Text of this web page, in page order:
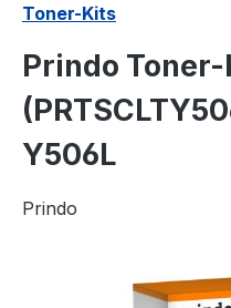
Toner-Kits
Prindo
Y506L
Prindo
Bildergalerie